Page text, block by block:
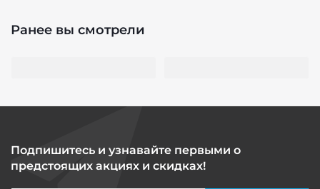
Ранее вы смотрели
Подпишитесь и узнавайте первыми о
предстоящих акциях и скидках!